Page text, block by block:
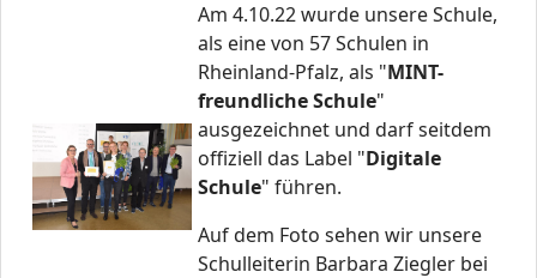
Am 4.10.22 wurde unsere Schule,
als eine von 57 Schulen in
Rheinland-Pfalz, als "MINT-
freundliche Schule"
ausgezeichnet und darf seitdem
offiziell das Label "Digitale
Schule" führen.
Auf dem Foto sehen wir unsere
Schulleiterin Barbara Ziegler bei